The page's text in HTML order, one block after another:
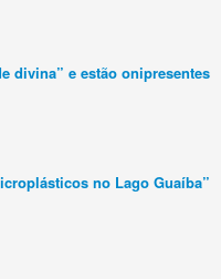
divina” e estão onipresentes
no Lago Guaíba”